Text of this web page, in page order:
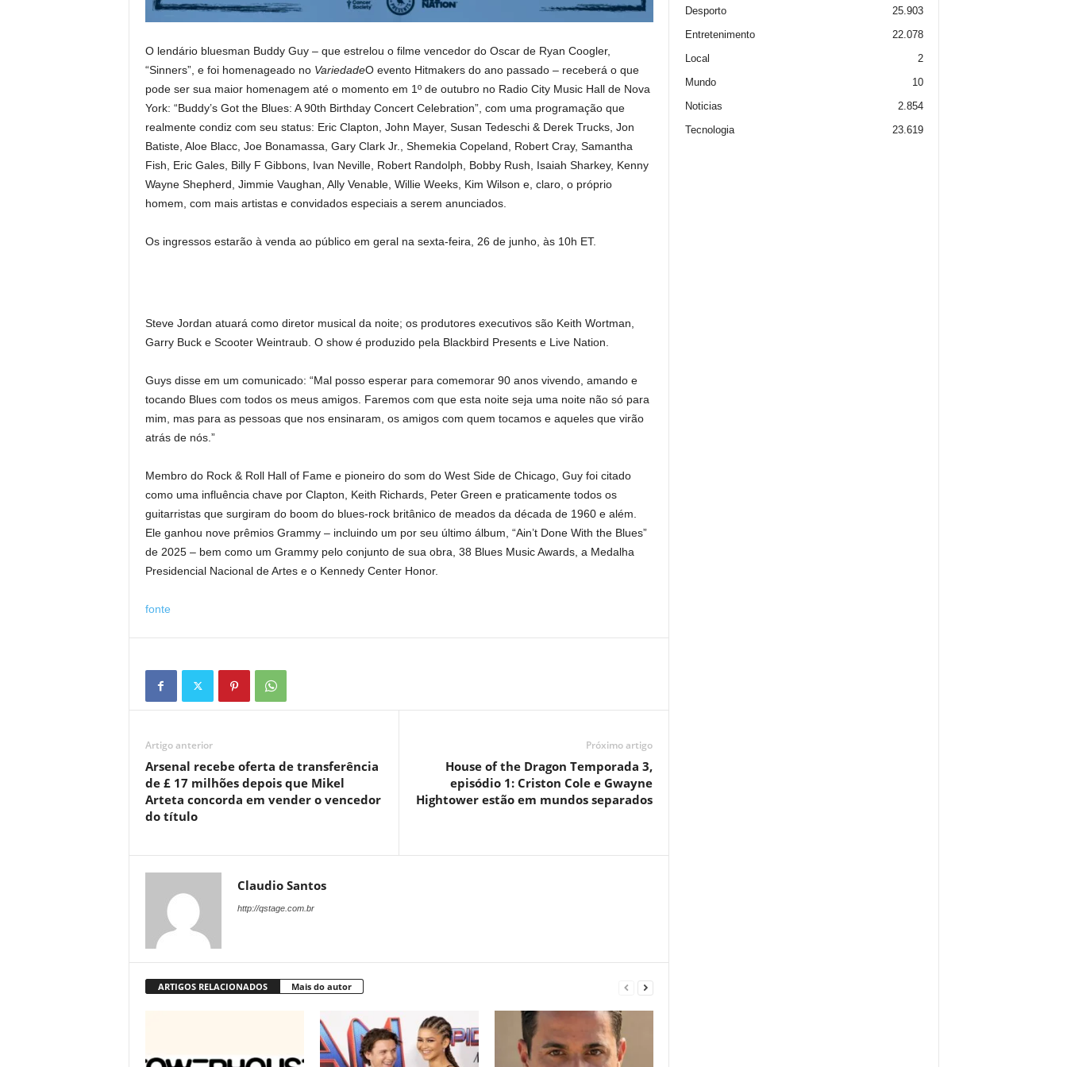
O lendário bluesman Buddy Guy – que estrelou o filme vencedor do Oscar de Ryan Coogler,
“Sinners”, e foi homenageado no VariedadeO evento Hitmakers do ano passado – receberá o que
pode ser sua maior homenagem até o momento em 1º de outubro no Radio City Music Hall de Nova
York: “Buddy’s Got the Blues: A 90th Birthday Concert Celebration”, com uma programação que
realmente condiz com seu status: Eric Clapton, John Mayer, Susan Tedeschi & Derek Trucks, Jon
Batiste, Aloe Blacc, Joe Bonamassa, Gary Clark Jr., Shemekia Copeland, Robert Cray, Samantha
Fish, Eric Gales, Billy F Gibbons, Ivan Neville, Robert Randolph, Bobby Rush, Isaiah Sharkey, Kenny
Wayne Shepherd, Jimmie Vaughan, Ally Venable, Willie Weeks, Kim Wilson e, claro, o próprio
homem, com mais artistas e convidados especiais a serem anunciados.
Os ingressos estarão à venda ao público em geral na sexta-feira, 26 de junho, às 10h ET.
Steve Jordan atuará como diretor musical da noite; os produtores executivos são Keith Wortman,
Garry Buck e Scooter Weintraub. O show é produzido pela Blackbird Presents e Live Nation.
Guys disse em um comunicado: “Mal posso esperar para comemorar 90 anos vivendo, amando e
tocando Blues com todos os meus amigos. Faremos com que esta noite seja uma noite não só para
mim, mas para as pessoas que nos ensinaram, os amigos com quem tocamos e aqueles que virão
atrás de nós.”
Membro do Rock & Roll Hall of Fame e pioneiro do som do West Side de Chicago, Guy foi citado
como uma influência chave por Clapton, Keith Richards, Peter Green e praticamente todos os
guitarristas que surgiram do boom do blues-rock britânico de meados da década de 1960 e além.
Ele ganhou nove prêmios Grammy – incluindo um por seu último álbum, “Ain’t Done With the Blues”
de 2025 – bem como um Grammy pelo conjunto de sua obra, 38 Blues Music Awards, a Medalha
Presidencial Nacional de Artes e o Kennedy Center Honor.
fonte
Artigo anterior
Arsenal recebe oferta de transferência
de £ 17 milhões depois que Mikel
Arteta concorda em vender o vencedor
do título
Próximo artigo
House of the Dragon Temporada 3,
episódio 1: Criston Cole e Gwayne
Hightower estão em mundos separados
Claudio Santos
http://qstage.com.br
ARTIGOS RELACIONADOS Mais do autor
Desporto
25.903
Entretenimento
22.078
Local
2
Mundo
10
Noticias
2.854
Tecnologia
23.619